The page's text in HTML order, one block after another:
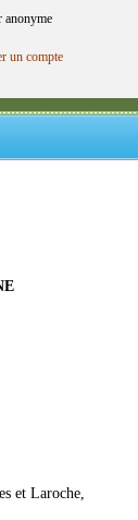
anonyme
un compte
et Laroche,